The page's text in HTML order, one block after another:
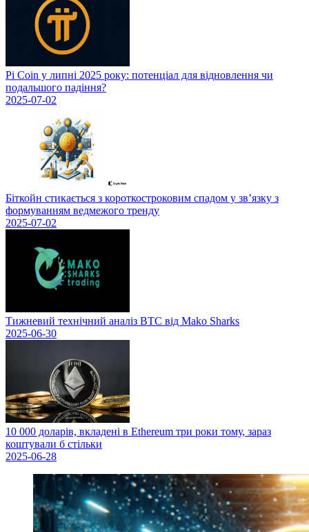
Pi Coin у липні 2025 року: потенціал для відновлення чи
подальшого падіння?
2025-07-02
Біткойн стикається з короткостроковим спадом у зв’язку з
формуванням ведмежого тренду
2025-07-02
Тижневий технічний аналіз BTC від Mako Sharks
2025-06-30
10 000 доларів, вкладені в Ethereum три роки тому, зараз
коштували б стільки
2025-06-28